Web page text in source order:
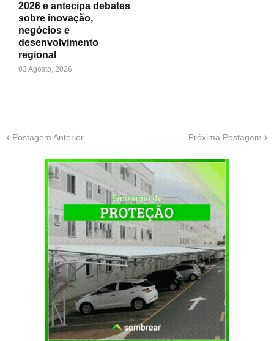
2026 e antecipa debates
sobre inovação,
negócios e
desenvolvimento
regional
03 Agosto, 2026
Postagem Anterior Próxima Postagem